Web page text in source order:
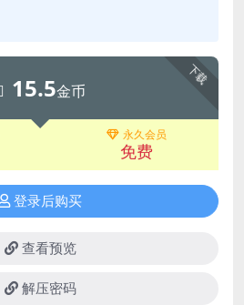
下载
15.5金币
永久会员
免费
登录后购买
查看预览
解压密码